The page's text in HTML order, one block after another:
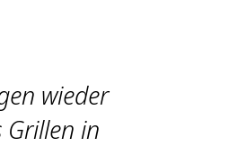
wieder
in